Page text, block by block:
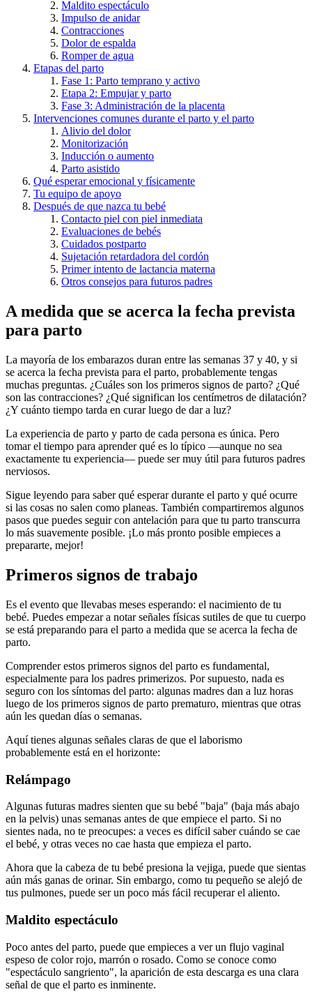
Maldito espectáculo
Impulso de anidar
Contracciones
Dolor de espalda
Romper de agua
Etapas del parto
Fase 1: Parto temprano y activo
Etapa 2: Empujar y parto
Fase 3: Administración de la placenta
Intervenciones comunes durante el parto y el parto
Alivio del dolor
Monitorización
Inducción o aumento
Parto asistido
Qué esperar emocional y físicamente
Tu equipo de apoyo
Después de que nazca tu bebé
Contacto piel con piel inmediata
Evaluaciones de bebés
Cuidados postparto
Sujetación retardadora del cordón
Primer intento de lactancia materna
Otros consejos para futuros padres
A medida que se acerca la fecha prevista
para parto
La mayoría de los embarazos duran entre las semanas 37 y 40, y si
se acerca la fecha prevista para el parto, probablemente tengas
muchas preguntas. ¿Cuáles son los primeros signos de parto? ¿Qué
son las contracciones? ¿Qué significan los centímetros de dilatación?
¿Y cuánto tiempo tarda en curar luego de dar a luz?
La experiencia de parto y parto de cada persona es única. Pero
tomar el tiempo para aprender qué es lo típico —aunque no sea
exactamente tu experiencia— puede ser muy útil para futuros padres
nerviosos.
Sigue leyendo para saber qué esperar durante el parto y qué ocurre
si las cosas no salen como planeas. También compartiremos algunos
pasos que puedes seguir con antelación para que tu parto transcurra
lo más suavemente posible. ¡Lo más pronto posible empieces a
prepararte, mejor!
Primeros signos de trabajo
Es el evento que llevabas meses esperando: el nacimiento de tu
bebé. Puedes empezar a notar señales físicas sutiles de que tu cuerpo
se está preparando para el parto a medida que se acerca la fecha de
parto.
Comprender estos primeros signos del parto es fundamental,
especialmente para los padres primerizos. Por supuesto, nada es
seguro con los síntomas del parto: algunas madres dan a luz horas
luego de los primeros signos de parto prematuro, mientras que otras
aún les quedan días o semanas.
Aquí tienes algunas señales claras de que el laborismo
probablemente está en el horizonte:
Relámpago
Algunas futuras madres sienten que su bebé "baja" (baja más abajo
en la pelvis) unas semanas antes de que empiece el parto. Si no
sientes nada, no te preocupes: a veces es difícil saber cuándo se cae
el bebé, y otras veces no cae hasta que empieza el parto.
Ahora que la cabeza de tu bebé presiona la vejiga, puede que sientas
aún más ganas de orinar. Sin embargo, como tu pequeño se alejó de
tus pulmones, puede ser un poco más fácil recuperar el aliento.
Maldito espectáculo
Poco antes del parto, puede que empieces a ver un flujo vaginal
espeso de color rojo, marrón o rosado. Como se conoce como
"espectáculo sangriento", la aparición de esta descarga es una clara
señal de que el parto es inminente.